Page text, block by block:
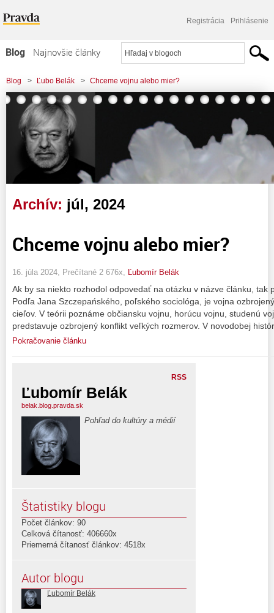
Registrácia Prihlásenie
Blog
Najnovšie články
Najčítanejšie články
Najkomentovanejšie články
Zoznam blogov
Komerčné blogy
Blog > Ľubo Belák > Chceme vojnu alebo mier?
Archív: júl, 2024
Chceme vojnu alebo mier?
16. júla 2024, Prečítané 2 676x, Ľubomír Belák
Ak by sa niekto rozhodol odpovedať na otázku v názve článku, tak
Podľa Jana Szczepańského, poľského sociológa, je vojna
cieľov. V teórii poznáme občiansku vojnu, horúcu vojnu, studenú
predstavuje ozbrojený konflikt veľkých rozmerov. V novodobej
Pokračovanie článku
RSS
Ľubomír Belák
belak.blog.pravda.sk
Pohľad do kultúry a médií
Štatistiky blogu
Počet článkov: 90
Celková čítanosť: 406660x
Priemerná čítanosť článkov: 4518x
Autor blogu
Ľubomír Belák